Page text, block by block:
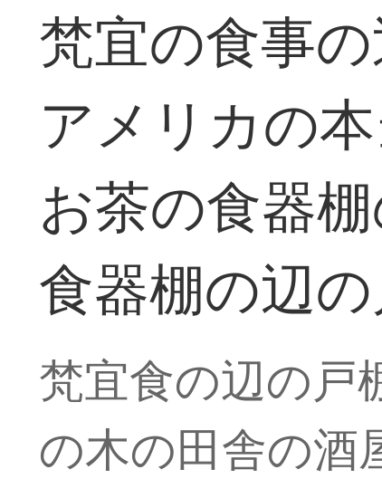
梵宜の食事
アメリカの
お茶の食器
食器棚の辺
梵宜食の辺の戸
の木の田舎の酒